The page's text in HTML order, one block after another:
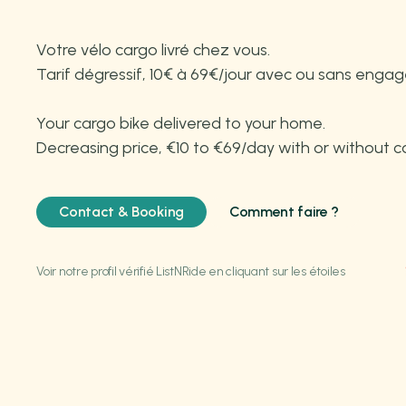
Votre vélo cargo livré chez vous.
Tarif dégressif, 10€ à 69€/jour avec ou sans
Your cargo bike delivered to your home.
Decreasing price, €10 to €69/day with or without
Contact & Booking Comment faire ?
Voir notre profil vérifié ListNRide en cliquant sur les étoiles